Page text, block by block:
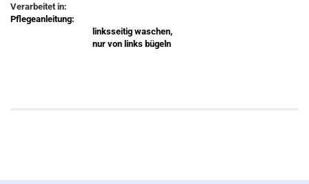
Verarbeitet in:
Pflegeanleitung:
linksseitig waschen,
nur von links bügeln